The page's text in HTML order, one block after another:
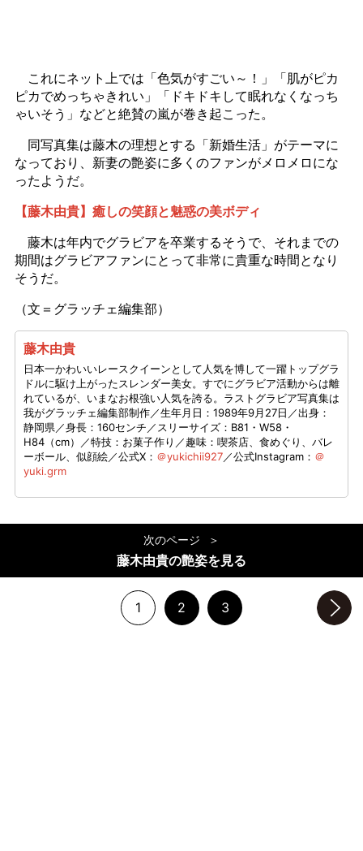
これにネット上では「色気がすごい～！」「肌がピカ
ピカでめっちゃきれい」「ドキドキして眠れなくなっち
ゃいそう」などと絶賛の嵐が巻き起こった。
同写真集は藤木の理想とする「新婚生活」がテーマに
なっており、新妻の艶姿に多くのファンがメロメロにな
ったようだ。
【藤木由貴】癒しの笑顔と魅惑の美ボディ
藤木は年内でグラビアを卒業するそうで、それまでの
期間はグラビアファンにとって非常に貴重な時間となり
そうだ。
（文＝グラッチェ編集部）
藤木由貴
日本一かわいいレースクイーンとして人気を博して一躍トップグラ
ドルに駆け上がったスレンダー美女。すでにグラビア活動からは離
れているが、いまなお根強い人気を誇る。ラストグラビア写真集は
我がグラッチェ編集部制作／生年月日：1989年9月27日／出身：
静岡県／身長：160センチ／スリーサイズ：B81・W58・
H84（cm）／特技：お菓子作り／趣味：喫茶店、食めぐり、バレ
ーボール、似顔絵／公式X： ＠yukichii927／公式Instagram： ＠
yuki.grm
次のページ
藤木由貴の艶姿を見る
1 2 3
次のページへ